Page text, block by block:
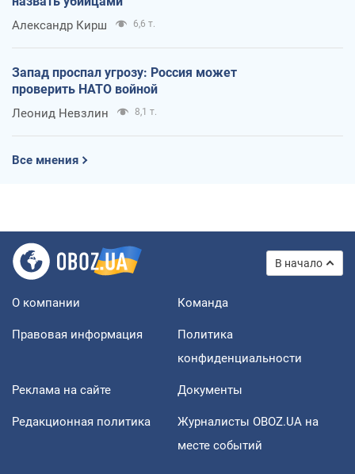
Александр Кирш 6,6 т.
Запад проспал угрозу: Россия может
проверить НАТО войной
Леонид Невзлин 8,1 т.
Все мнения
В начало
О компании Команда
Правовая информация
Политика
конфиденциальности
Реклама на сайте Документы
Редакционная политика
Журналисты OBOZ.UA на
месте событий